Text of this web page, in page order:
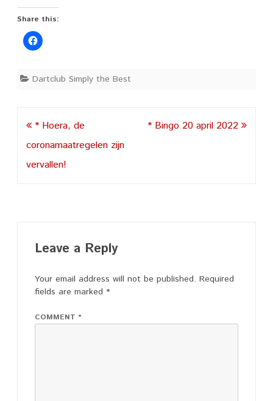
Share this:
Dartclub Simply the Best
Post
navigation
* Hoera, de
coronamaatregelen zijn
vervallen!
* Bingo 20 april 2022
Leave a Reply
Your email address will not be published. Required
fields are marked *
COMMENT *